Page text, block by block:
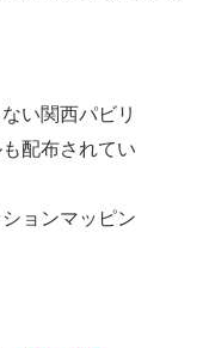
い関西パビリ
配布されてい
ョンマッピン